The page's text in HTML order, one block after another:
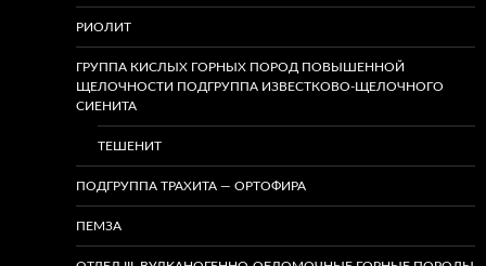
РИОЛИТ
ГРУППА КИСЛЫХ ГОРНЫХ ПОРОД ПОВЫШЕННОЙ
ЩЕЛОЧНОСТИ ПОДГРУППА ИЗВЕСТКОВО-ЩЕЛОЧНОГО
СИЕНИТА
ТЕШЕНИТ
ПОДГРУППА ТРАХИТА — ОРТОФИРА
ПЕМЗА